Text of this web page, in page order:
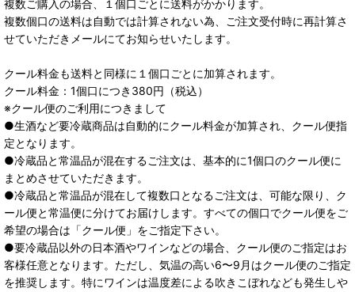
複数ご購入の場合、１個口ごとに送料がかかります。
複数個口の送料は自動では計算されない為、ご注文受付時に再計算さ
せていただきメールにてお知らせいたします。
クール料金も送料と同様に１個口ごとに加算されます。
クール料金：1個口につき380円（税込）
※クール便のご利用につきまして
●生酒など要冷蔵商品は自動的にクール料金が加算され、クール便指
定となります。
●冷蔵品と常温品が混在するご注文は、基本的に1個口のクール便に
まとめさせていただきます。
●冷蔵品と常温品が混在して複数口となるご注文は、可能な限り、ク
ール便と常温便に分けてお届けします。すべての個口でクール便をご
希望の場合は「クール便」をご指定下さい。
●要冷蔵品以外の日本酒やワインなどの場合、クール便のご指定はお
客様任意となります。ただし、気温の高い6〜9月はクール便のご指定
を推奨します。特にワインは温度差による吹きこぼれなども発生しや